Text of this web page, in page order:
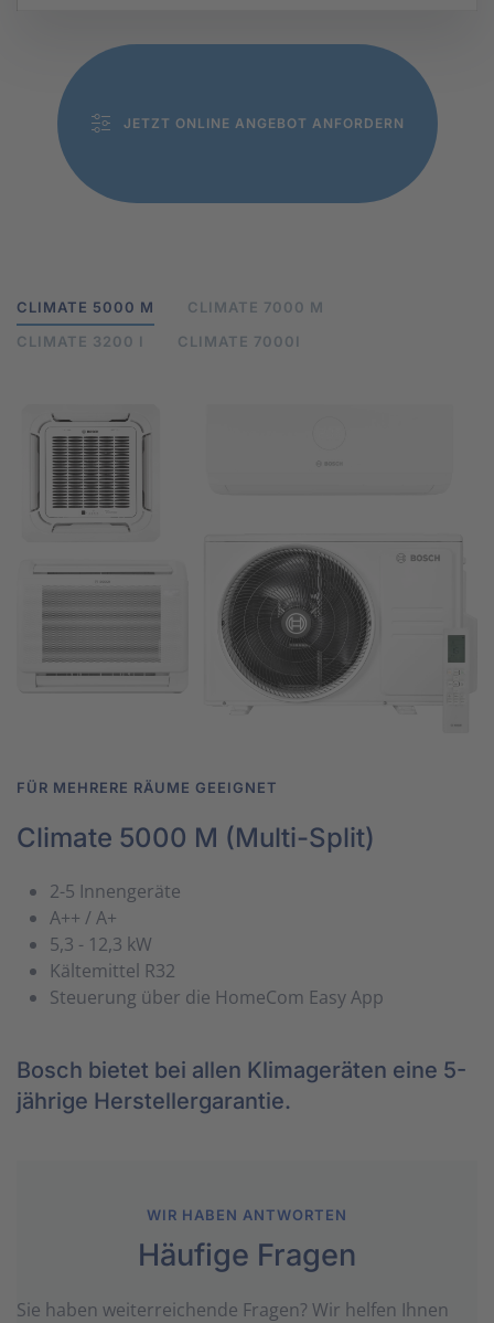
JETZT ONLINE ANGEBOT ANFORDERN
CLIMATE 5000 M
CLIMATE 7000 M
CLIMATE 3200 I
CLIMATE 7000I
FÜR MEHRERE RÄUME GEEIGNET
Climate 5000 M (Multi-Split)
2-5 Innengeräte
A++ / A+
5,3 - 12,3 kW
Kältemittel R32
Steuerung über die HomeCom Easy App
Bosch bietet bei allen Klimageräten eine 5-
jährige Herstellergarantie.
WIR HABEN ANTWORTEN
Häufige Fragen
Sie haben weiter­reichende Fragen? Wir helfen Ihnen